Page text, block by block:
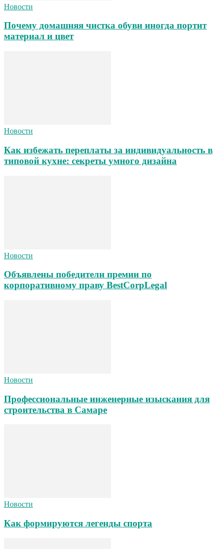
Новости
Почему домашняя чистка обуви иногда портит
материал и цвет
Новости
Как избежать переплаты за индивидуальность в
типовой кухне: секреты умного дизайна
Новости
Объявлены победители премии по
корпоративному праву BestCorpLegal
Новости
Профессиональные инженерные изыскания для
строительства в Самаре
Новости
Как формируются легенды спорта